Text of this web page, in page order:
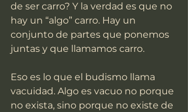
de ser carro? Y la verdad es que no
hay un “algo” carro. Hay un
conjunto de partes que ponemos
juntas y que llamamos carro.
Eso es lo que el budismo llama
vacuidad. Algo es vacuo no porque
no exista, sino porque no existe de